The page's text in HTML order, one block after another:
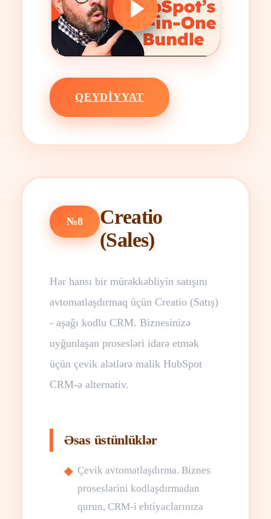
QEYDIYYAT
№8
Creatio
(Sales)
Hər hansı bir mürəkkəbliyin satışını
avtomatlaşdırmaq üçün Creatio (Satış)
- aşağı kodlu CRM. Biznesinizə
uyğunlaşan prosesləri idarə etmək
üçün çevik alətlərə malik HubSpot
CRM-ə alternativ.
Əsas üstünlüklər
Çevik avtomatlaşdırma. Biznes
proseslərini kodlaşdırmadan
qurun, CRM-i ehtiyaclarınıza